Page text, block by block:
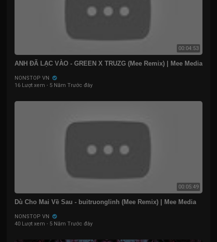
00:04:53
ANH ĐÃ LẠC VÀO - GREEN X TRUZG (Mee Remix) | Mee Media
NONSTOP VN
16 Lượt xem · 5 Năm Trước đây
00:05:49
Dù Cho Mai Về Sau - buitruonglinh (Mee Remix) | Mee Media
NONSTOP VN
40 Lượt xem · 5 Năm Trước đây